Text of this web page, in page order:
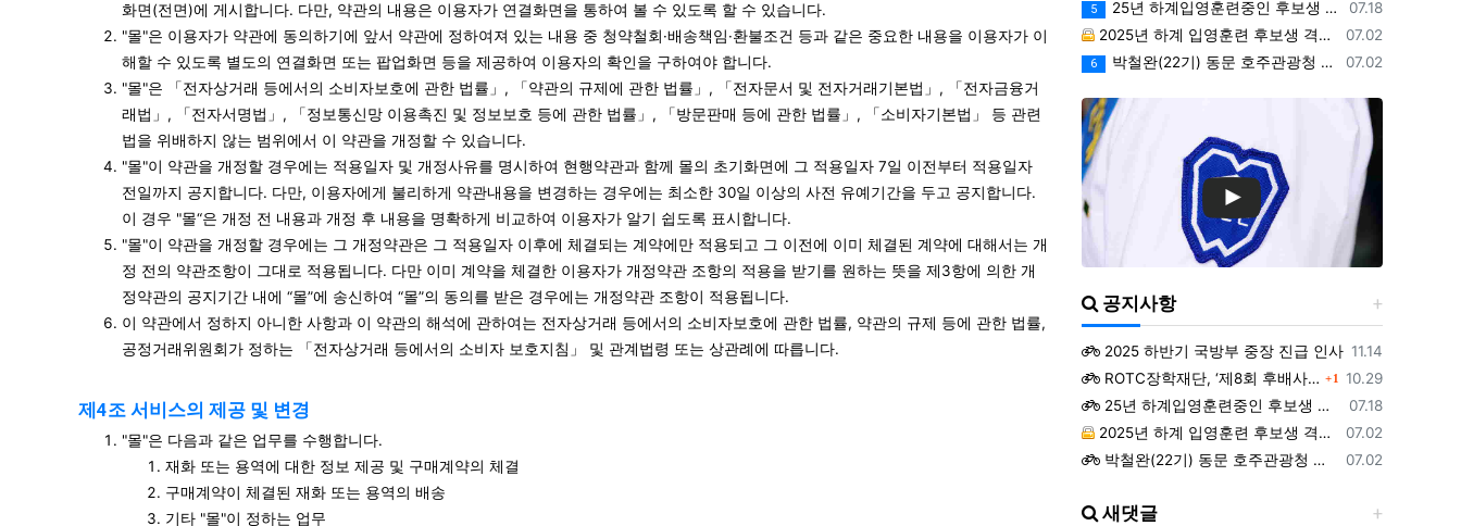
화면(전면)에 게시합니다. 다만, 약관의 내용은 이용자가 연결화면을 통하여 볼 수 있도록 할 수 있습니다.
"몰"은 이용자가 약관에 동의하기에 앞서 약관에 정하여져 있는 내용 중 청약철회·배송책임·환불조건 등과 같은 중요한 내용을 이용자가 이
해할 수 있도록 별도의 연결화면 또는 팝업화면 등을 제공하여 이용자의 확인을 구하여야 합니다.
"몰"은 「전자상거래 등에서의 소비자보호에 관한 법률」, 「약관의 규제에 관한 법률」, 「전자문서 및 전자거래기본법」, 「전자금융거
래법」, 「전자서명법」, 「정보통신망 이용촉진 및 정보보호 등에 관한 법률」, 「방문판매 등에 관한 법률」, 「소비자기본법」 등 관련
법을 위배하지 않는 범위에서 이 약관을 개정할 수 있습니다.
"몰"이 약관을 개정할 경우에는 적용일자 및 개정사유를 명시하여 현행약관과 함께 몰의 초기화면에 그 적용일자 7일 이전부터 적용일자
전일까지 공지합니다. 다만, 이용자에게 불리하게 약관내용을 변경하는 경우에는 최소한 30일 이상의 사전 유예기간을 두고 공지합니다.
이 경우 "몰“은 개정 전 내용과 개정 후 내용을 명확하게 비교하여 이용자가 알기 쉽도록 표시합니다.
"몰"이 약관을 개정할 경우에는 그 개정약관은 그 적용일자 이후에 체결되는 계약에만 적용되고 그 이전에 이미 체결된 계약에 대해서는 개
정 전의 약관조항이 그대로 적용됩니다. 다만 이미 계약을 체결한 이용자가 개정약관 조항의 적용을 받기를 원하는 뜻을 제3항에 의한 개
정약관의 공지기간 내에 “몰”에 송신하여 “몰”의 동의를 받은 경우에는 개정약관 조항이 적용됩니다.
이 약관에서 정하지 아니한 사항과 이 약관의 해석에 관하여는 전자상거래 등에서의 소비자보호에 관한 법률, 약관의 규제 등에 관한 법률,
공정거래위원회가 정하는 「전자상거래 등에서의 소비자 보호지침」 및 관계법령 또는 상관례에 따릅니다.
제4조 서비스의 제공 및 변경
"몰"은 다음과 같은 업무를 수행합니다.
재화 또는 용역에 대한 정보 제공 및 구매계약의 체결
구매계약이 체결된 재화 또는 용역의 배송
기타 "몰"이 정하는 업무
등록일
07.18
5
25년 하계입영훈련중인 후보생 위문 후기
등록일
07.02
2025년 하계 입영훈련 후보생 격려방문 안내 - 7월9일(수)
등록일
07.02
6 박철완(22기) 동문 호주관광청 주관 - 호주 추억전에 한국화 최초 초청 전시회
공지사항
등록일
11.14
2025 하반기 국방부 중장 진급 인사
등록일
10.29
ROTC장학재단, ‘제8회 후배사랑 골프대회’ 열어.. 장학기금 3억 7,620만원 조성 1
등록일
07.18
25년 하계입영훈련중인 후보생 위문 후기
등록일
07.02
2025년 하계 입영훈련 후보생 격려방문 안내 - 7월9일(수)
등록일
07.02
박철완(22기) 동문 호주관광청 주관 - 호주 추억전에 한국화 최초 초청 전시회
등록일
05.02
ROTC 육성 및 지원 특별법 공청회
새댓글